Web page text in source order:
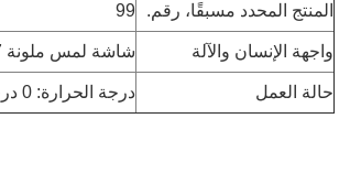
المنتج المحدد مسبقًا، رقم. 99
واجهة الإنسان والآلة شاشة لمس ملونة 7 بوصات
حالة العمل درجة الحرارة: 0 درجة مئوية ~ 40 درجة مئوية؛ الرطوبة: 30% ~ 95%